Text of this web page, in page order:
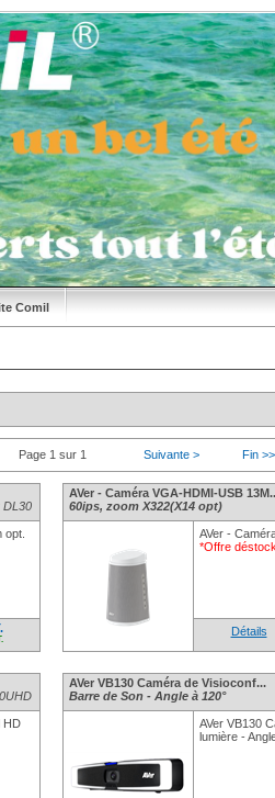
Comil
Page 1 sur 1 Suivante > Fin >>
DL30
opt.
AVer - Caméra VGA-HDMI-USB
60ips, zoom X322(X14 opt)
AVer -
*Offre
Détails
HD
AVer VB130 Caméra de Visioconf...
Barre de Son - Angle à 120°
AVer VB130
lumière -